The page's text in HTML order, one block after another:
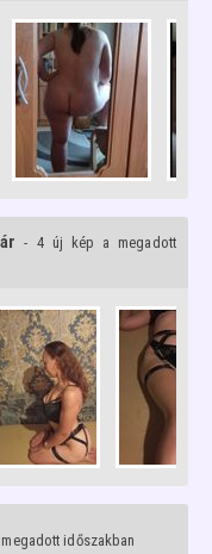
- 4 új kép a megadott
időszakban